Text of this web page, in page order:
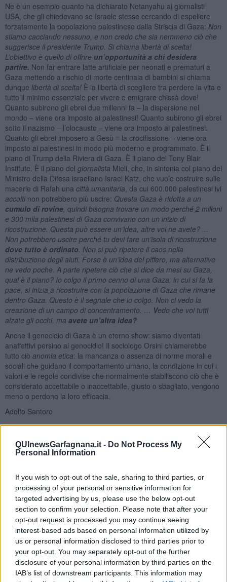
QUInewsGarfagnana.it - Do Not Process My
Personal Information
If you wish to opt-out of the sale, sharing to third parties, or
processing of your personal or sensitive information for
targeted advertising by us, please use the below opt-out
section to confirm your selection. Please note that after your
opt-out request is processed you may continue seeing
interest-based ads based on personal information utilized by
us or personal information disclosed to third parties prior to
your opt-out. You may separately opt-out of the further
disclosure of your personal information by third parties on the
IAB’s list of downstream participants. This information may
Ne è un esempio quanto ha dichiarato Netanyahu ai giornalisti
USA, che gli chiedevano se Israele stesse cercando di espellere
forzatamente la popolazione palestinese dalla Striscia di Gaza: Non
stiamo cacciando nessuno, e non credo che sia nemmeno ciò che
suggerisce il presidente Trump. Si chiama libertà di scelta!
L’obiettivo è quello di offrire un’opportunità a chi desidera
partire. Non far entrare latte artificiale per neonati e prematuri a
Gaza mettendo a rischio di morte centinaia di bambini si chiama
dunque libertà di scelta!È la libertà di scegliere tra perdere la vita e
tutto il minimo essenziale per vivere e emigrare chissà dove!
Quanto subirono gli ebrei due millenni fa – la dispersione nel
mondo – viene ora imposto ai palestinesi! Quanto subirono gli ebrei
sotto il nazismo – l’olocausto – viene ora imposto ai palestinesi.
Quanto gli ebrei imposero a Gesù – la crocifissione – viene ora
imposto ai palestinesi in modo più moderno e programmato. È il
piano di Trump della Riviera di Gaza. È il piano del Tony Blair
Institute. È il piano del giornalista Mieli, che, in sintonia col piano del
Ministro della Difesa israeliano Israel Katz, che vuole costruire sulle
macerie di Rafah una città umanitaria , da cui 600.000 palestinesi ivi
accolti non potrebbero più uscire: Questa Gaza è ridotta a un
cumulo di rovine, quindi bisogna trovare un modo perché 2 milioni
e 300 mila palestinesi di Gaza convivano con un inizio di
ricostruzione. Questa può essere un’idea, altre voi ne avete? ...
Non potrebbero uscire perché tu devi fare un’isola di ricostruzione
dove tutto è ordinato . Non si può ripetere il caos nella
distribuzione degli aiuti. Forse è un’idea del piffero, ma alternative
ne vedo poche. A parte ripetere ciò che si dice da mesi su Gaza,
qual è il piano? Io colgo il primo cenno di una Gaza, in cui si fa la
pace, si inizia a ricostruire con la popolazione di Gaza che rimane
dentro Gaza. Questo è il segnale che io colgo. Non ci vedo la
creazione di un campo di concentramento. …
Vedo che voi tutti
alzate gli occhi, ma avete un’altra idea?
Anche il genocidio di Gaza è un eterno show: siamo diventati
anaffettivi persino al genocidio! Il sociologo Orsini chiamerebbe
tutto ciò anomia etica: la mancanza o assenza di norme morali e
sociali che guidano il comportamento umano, la condizione in cui i
valori e le regole condivise che normalmente stabiliscono ciò che è
considerato accettabile o inaccettabile, giusto o sbagliato, vengono
meno o perdono la loro efficacia.
Adolfo Santoro
Se vuoi leggere le notizie principali della Toscana iscriviti alla
Newsletter QUInews - ToscanaMedia.Arriva gratis tutti i giorni
alle 20:00 direttamente nella tua casella di posta.
Basta cliccareQUI
Ti potrebbe interessare anche:
Articoli dal Blog “Disincantato” di Adolfo Santoro
​Un esempio di civismo
​Linee guida per organizzare il civismo della complessità